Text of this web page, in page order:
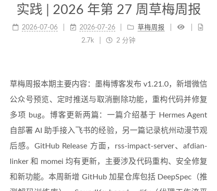
实践 | 2026 年第 27 周草梅周报
2026-07-06 2026-07-26
草梅周报
2.7k
2 分钟
草梅周报本期主要内容：墨梅博客发布 v1.21.0，新增微信
公众号预览、定时推送与取消删除功能，重构代码并修复
多项 bug。博客更新两篇：一篇介绍基于 Hermes Agent
自部署 AI 助手接入飞书的经验，另一篇记录杭州动漫节观
后感。GitHub Release 方面，rss-impact-server、afdian-
linker 和 momei 均有更新，主要涉及代码重构、安全修复
和新功能。本周新增 GitHub 加星仓库包括 DeepSpec（推